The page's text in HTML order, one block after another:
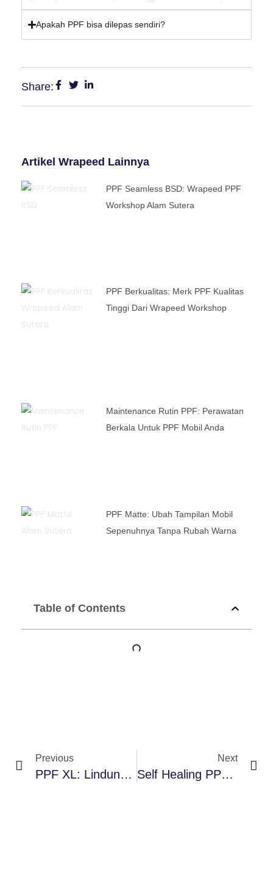
Apakah PPF bisa dilepas sendiri?
Share:
Artikel Wrapeed Lainnya
PPF Seamless BSD: Wrapeed PPF
Workshop Alam Sutera
PPF Berkualitas: Merk PPF Kualitas
Tinggi Dari Wrapeed Workshop
Maintenance Rutin PPF: Perawatan
Berkala Untuk PPF Mobil Anda
PPF Matte: Ubah Tampilan Mobil
Sepenuhnya Tanpa Rubah Warna
Table of Contents
Previous
PPF XL: Lindungi Mobil Besar Anda Dengan PPF Dari Wrapeed
Next
Self Healing PPF TPU USA Dari Wrapeed Workshop Alam Sutera